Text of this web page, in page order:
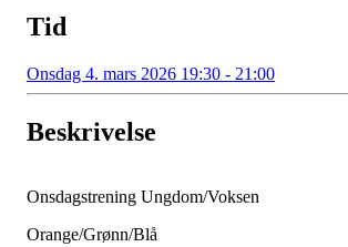
Tid
Onsdag 4. mars 2026 19:30 - 21:00
Beskrivelse
Onsdagstrening Ungdom/Voksen
Orange/Grønn/Blå